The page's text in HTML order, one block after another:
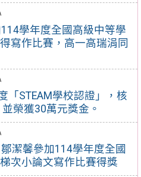
學年度全國高級中等學
寫作比賽，高一高瑞涓同
「STEAM學校認證」，核
榮獲30萬元獎金。
潔馨參加114學年度全國
次小論文寫作比賽得獎